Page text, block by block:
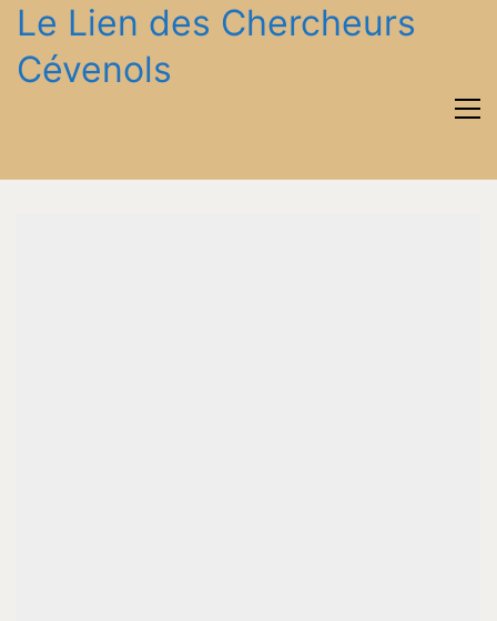
Le Lien des Chercheurs
Cévenols